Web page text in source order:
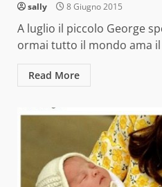
sally 8 Giugno 2015
A luglio il piccolo George
ormai tutto il mondo ama il
Read More